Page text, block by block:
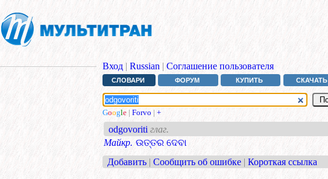
Вход | Russian | Соглашение пользователя
СЛОВАРИ ФОРУМ КУПИТЬ СКАЧАТЬ
Google | Forvo | +
odgovoriti глаг.
Майкр. ଉତ୍ତର ଦେବା
Добавить | Сообщить об ошибке | Короткая ссылка